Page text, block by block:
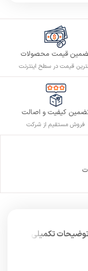
قیمت محصولات
قیمت در سطح اینترنت
کیفیت و اصالت
فروش مستقیم از شرکت
تکمیلی